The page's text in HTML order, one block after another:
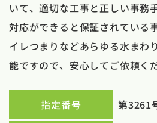
いて、適切な工事と正しい事務
対応ができると保証されている
イレつまりなどあらゆる水まわ
能ですので、安心してご依頼く
指定番号 第3261